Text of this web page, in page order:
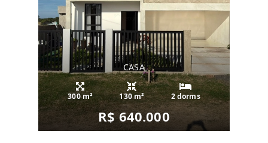
CASA
300 m² 130 m² 2 dorms
R$ 640.000